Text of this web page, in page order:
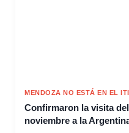
MENDOZA NO ESTÁ EN EL
Confirmaron la visita
noviembre a la